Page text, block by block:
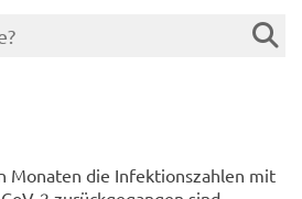
Mo­na­ten die In­fek­ti­ons­zah­len mit